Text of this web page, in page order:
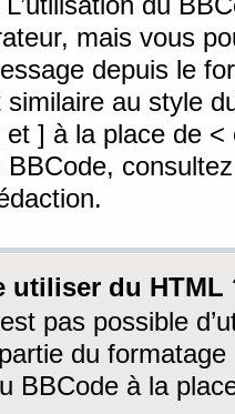
mais vous
depuis le
similaire au style
] à la place de <
BBCode,
utiliser du HTML
pas possible
du
BBCode à la